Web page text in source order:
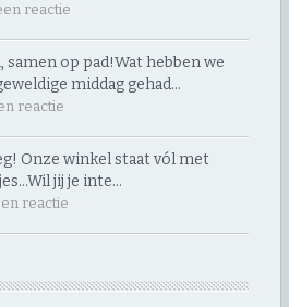
reactie
samen op pad! ​Wat hebben we
middag gehad…
reactie
Onze winkel staat vól met
​Wil jij je inte…
reactie